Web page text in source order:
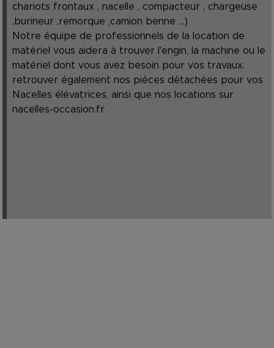
chariots frontaux , nacelle , compacteur , chargeuse
,burineur ,remorque ,camion benne ...)
Notre équipe de professionnels de la location de
matériel vous aidera à trouver l'engin, la machine ou le
matériel dont vous avez besoin pour vos travaux.
retrouver également nos pièces détachées pour vos
Nacelles élévatrices, ainsi que nos locations sur
nacelles-occasion.fr .